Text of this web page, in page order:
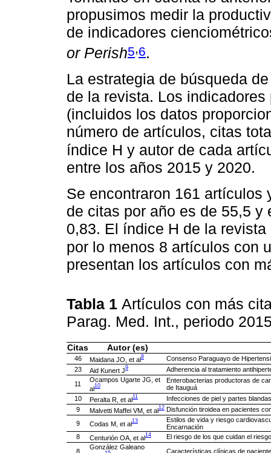
propusimos medir la
de indicadores
or Perish5,6.
La estrategia de búsqueda
de la revista. Los
(incluidos los datos
número de artículos, citas
índice H y autor de cada
entre los años 2015 y 2020.
Se encontraron 161 artículos
de citas por año es de 55,5
0,83. El índice H de la
por lo menos 8 artículos con
presentan los artículos con
Tabla 1 Artículos con más
Parag. Med. Int., periodo
Citas Autor (es)
46 Maidana JO, et al8
Consenso Paraguayo de
23
Aid Kunert J9
Adherencia al tratamiento
11
Ocampos Ugarte JG, et
al10
Enterobacterias productoras de
de Itauguá
10
Peralta R, et al11
Infecciones de piel y partes blandas
9
Malvetti Maffei VM, et al12 Disfunción tiroidea en pacientes
9
Codas M, et al13
Estilos de vida y riesgo
Encarnación
8
Centurión OA, et al14
El riesgo de los que cuidan el
8
González Galeano
Características clínicas de